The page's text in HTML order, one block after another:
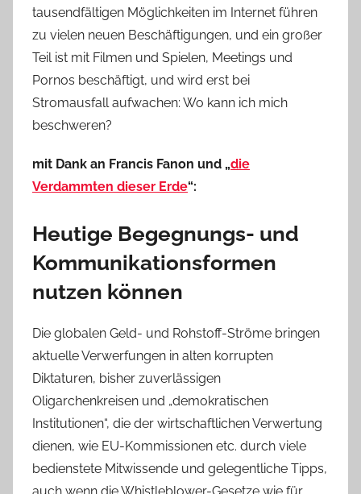
tausendfältigen Möglichkeiten im Internet führen
zu vielen neuen Beschäftigungen, und ein großer
Teil ist mit Filmen und Spielen, Meetings und
Pornos beschäftigt, und wird erst bei
Stromausfall aufwachen: Wo kann ich mich
beschweren?
mit Dank an Francis Fanon und „die
Verdammten dieser Erde“:
Heutige Begegnungs- und
Kommunikationsformen
nutzen können
Die globalen Geld- und Rohstoff-Ströme bringen
aktuelle Verwerfungen in alten korrupten
Diktaturen, bisher zuverlässigen
Oligarchenkreisen und „demokratischen
Institutionen“, die der wirtschaftlichen Verwertung
dienen, wie EU-Kommissionen etc. durch viele
bedienstete Mitwissende und gelegentliche Tipps,
auch wenn die Whistleblower-Gesetze wie für